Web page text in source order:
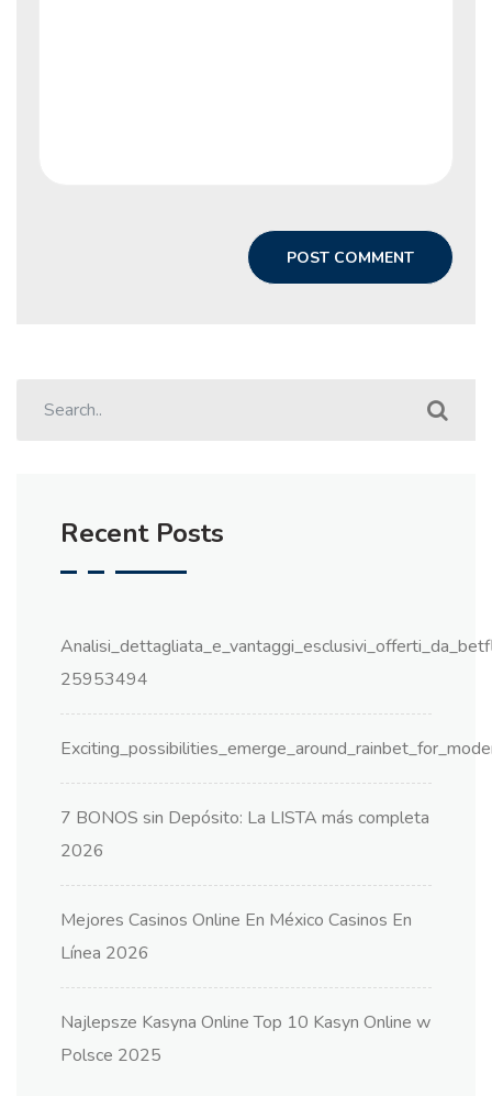
Recent Posts
25953494
7 BONOS sin Depósito: La LISTA más completa
2026
Mejores Casinos Online En México Casinos En
Línea 2026
Najlepsze Kasyna Online Top 10 Kasyn Online w
Polsce 2025